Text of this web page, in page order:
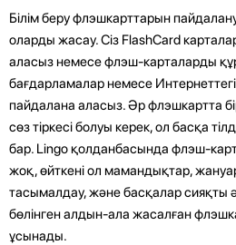
Білім беру флэшкарттарын
оларды жасау. Сіз FlashCard
аласыз немесе флэш-карталарды
бағдарламалар немесе
пайдалана аласыз. Әр флэшкартта
сөз тіркесі болуы керек, ол басқа
бар. Lingo қолданбасында флэш-
жоқ, өйткені ол мамандықтар,
тасымалдау, және басқалар сияқты
бөлінген алдын-ала жасалған
ұсынады.